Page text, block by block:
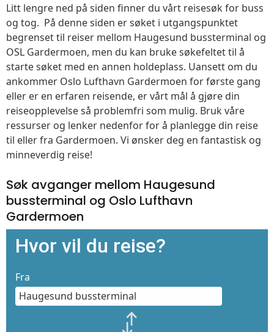
Litt lengre ned på siden finner du vårt reisesøk for buss
og tog. På denne siden er søket i utgangspunktet
begrenset til reiser mellom Haugesund bussterminal og
OSL Gardermoen, men du kan bruke søkefeltet til å
starte søket med en annen holdeplass. Uansett om du
ankommer Oslo Lufthavn Gardermoen for første gang
eller er en erfaren reisende, er vårt mål å gjøre din
reiseopplevelse så problemfri som mulig. Bruk våre
ressurser og lenker nedenfor for å planlegge din reise
til eller fra Gardermoen. Vi ønsker deg en fantastisk og
minneverdig reise!
Søk avganger mellom Haugesund
bussterminal og Oslo Lufthavn
Gardermoen
Hvor vil du reise?
Fra